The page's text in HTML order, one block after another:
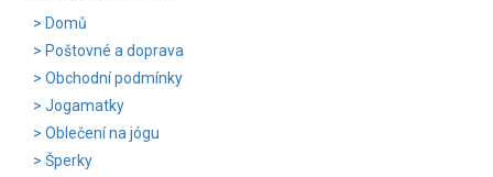
Domů
Poštovné a doprava
Obchodní podmínky
Jogamatky
Oblečení na jógu
Šperky